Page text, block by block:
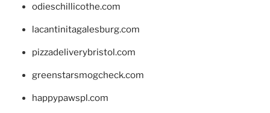
odieschillicothe.com
lacantinitagalesburg.com
pizzadeliverybristol.com
greenstarsmogcheck.com
happypawspl.com